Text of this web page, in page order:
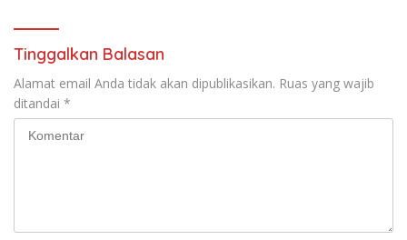
Tinggalkan Balasan
Alamat email Anda tidak akan dipublikasikan. Ruas yang wajib
ditandai *